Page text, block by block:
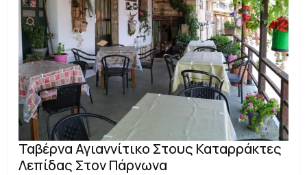
Ταβέρνα Αγιαννίτικο Στους Καταρράκτες
Λεπίδας Στον Πάρνωνα